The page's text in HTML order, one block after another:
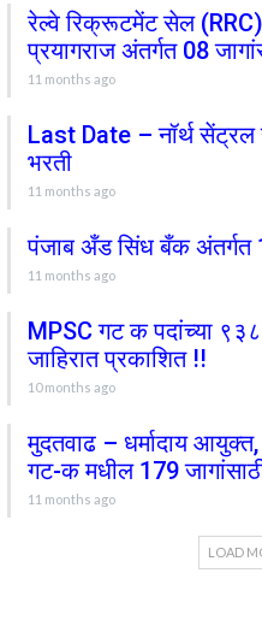
रेल्वे रिक्रूटमेंट सेल
प्रयागराज अंतर्गत 08
11 months ago
Last Date – नॉर्थ सेंट्रल
भरती
11 months ago
पंजाब अँड सिंध बँक अंतर्गत
11 months ago
MPSC गट क पदांच्या ९३८
जाहिरात प्रकाशित !!
10 months ago
मुदतवाढ – धर्मादाय आयुक्त,
गट-क मधील 179
11 months ago
LOAD